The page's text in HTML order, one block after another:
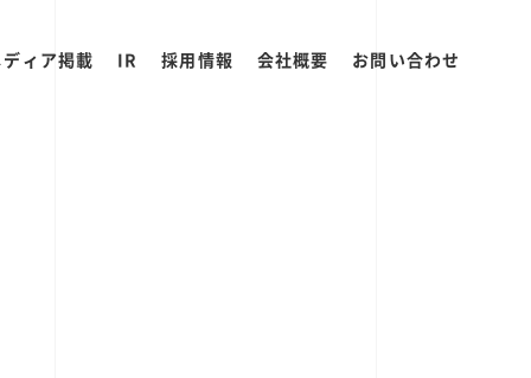
ィア掲載 IR 採用情報 会社概要 お問い合わせ